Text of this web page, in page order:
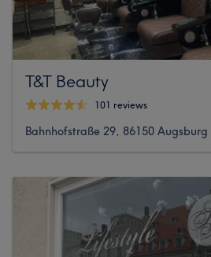
T&T Beauty
101 reviews
Bahnhofstraße 29, 86150 Augsburg